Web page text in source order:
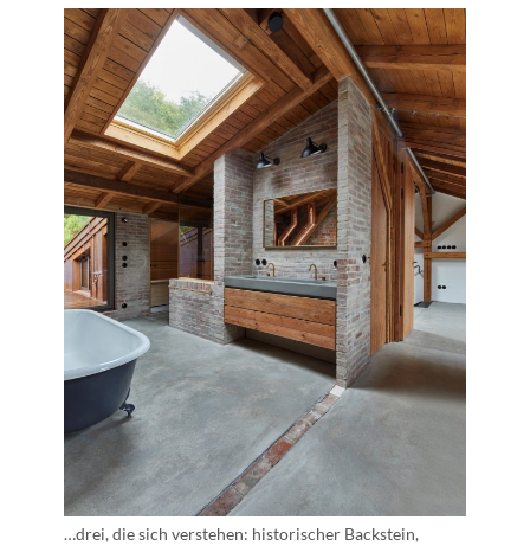
…drei, die sich verstehen: historischer Backstein,